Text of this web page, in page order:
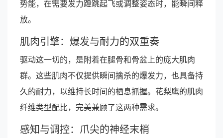
势能，在需要发力蹬跳起飞或调整姿态时，能瞬间释
放。
肌肉引擎：爆发与耐力的双重奏
驱动这一切的，是附着在腿骨和骨盆上的庞大肌肉
群。这些肌肉不仅提供瞬间擒杀的爆发力，也具备持
久的耐力，以维持长时间的栖息抓握。花梨鹰的肌肉
纤维类型配比，完美兼顾了这两种需求。
感知与调控：爪尖的神经末梢